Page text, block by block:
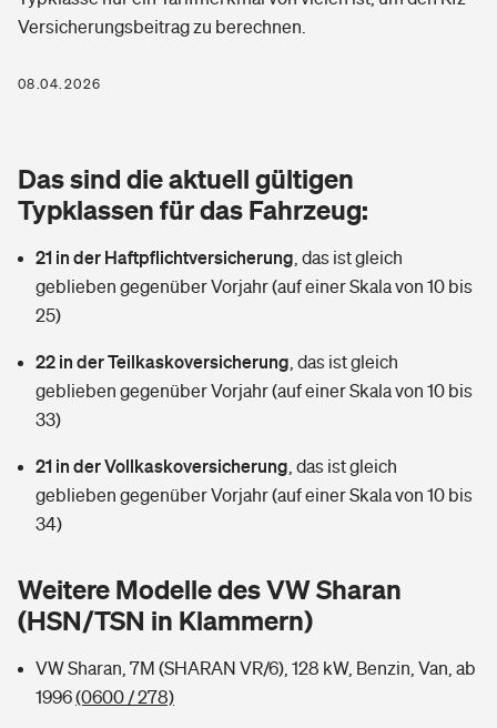
Berufshaftpflichtversicherung
Zur Übersicht
Tools
Wer versichert was: Jetzt Versicherer finden
Sie haben Fragen?
Elementarversicherung
Glasversicherung
Mietkautionsversicherung
Restkreditversicherung
Zur Übersicht
Tools
Wer versichert was: Jetzt Versicherer finden
Sie haben Fragen?
Kinderunfall­ver­si­che­rung
Kinderinvalidität
Hundehalter-Haftpflicht
Handyversicherung
Musikinstrumentenversicherung
Zur Übersicht
Gesundheit
Private Krankenversicherung
Dread-Disease-Versicherung
Tierkrankenversicherung
Zur Übersicht
Tools
Wer versichert was: Jetzt Versicherer finden
Sie haben Fragen?
Rentenrechner: Wie viel Geld bekomme ich im Alter?
Versicherungsbeitrag zu berechnen.
08.04.2026
Das sind die aktuell gültigen
Typklassen für das Fahrzeug:
21 in der Haftpflichtversicherung das ist gleich
geblieben gegenüber Vorjahr (auf einer Skala von 10 bis
25)
22 in der Teilkaskoversicherung das ist gleich
geblieben gegenüber Vorjahr (auf einer Skala von 10 bis
33)
21 in der Vollkaskoversicherung das ist gleich
geblieben gegenüber Vorjahr (auf einer Skala von 10 bis
34)
Weitere Modelle des VW Sharan
(HSN/TSN in Klammern)
VW Sharan, 7M (SHARAN VR/6), 128 kW, Benzin, Van, ab
1996(0600 / 278)